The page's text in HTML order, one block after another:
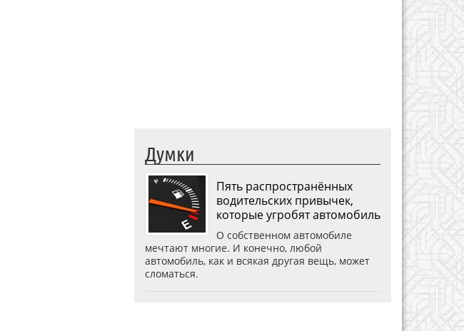
Думки
Пять распространённых
водительских привычек,
которые угробят автомобиль
О собственном автомобиле
мечтают многие. И конечно, любой
автомобиль, как и всякая другая вещь, может
сломаться.